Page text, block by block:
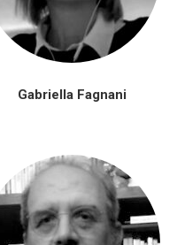
Gabriella Fagnani